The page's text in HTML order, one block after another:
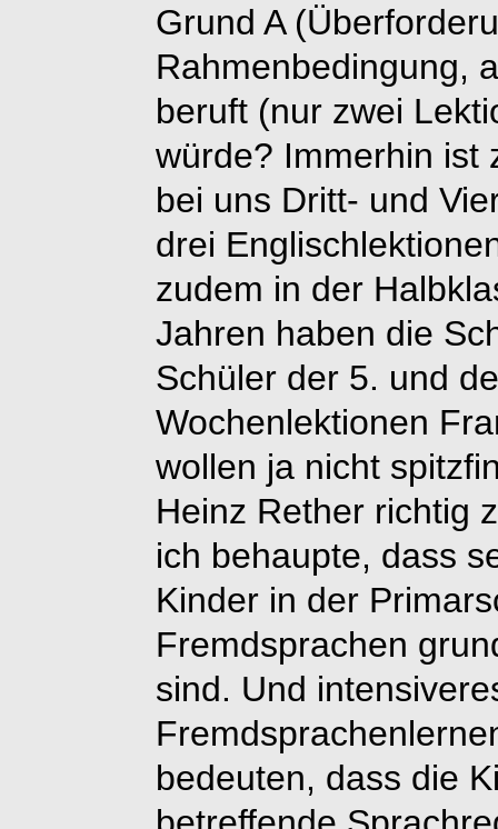
Grund A
Rahmenbedingung,
beruft (nur zwei
würde? Immerhin ist
bei uns Dritt- und
drei
zudem in der
Jahren haben die
Schüler der 5. und
Wochenlektionen
wollen ja nicht
Heinz Rether richtig
ich behaupte, dass
Kinder in der
Fremdsprachen
sind. Und
bedeuten, dass die